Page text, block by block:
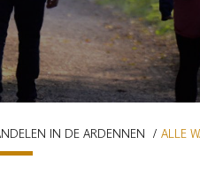
IN DE ARDENNEN ALLE